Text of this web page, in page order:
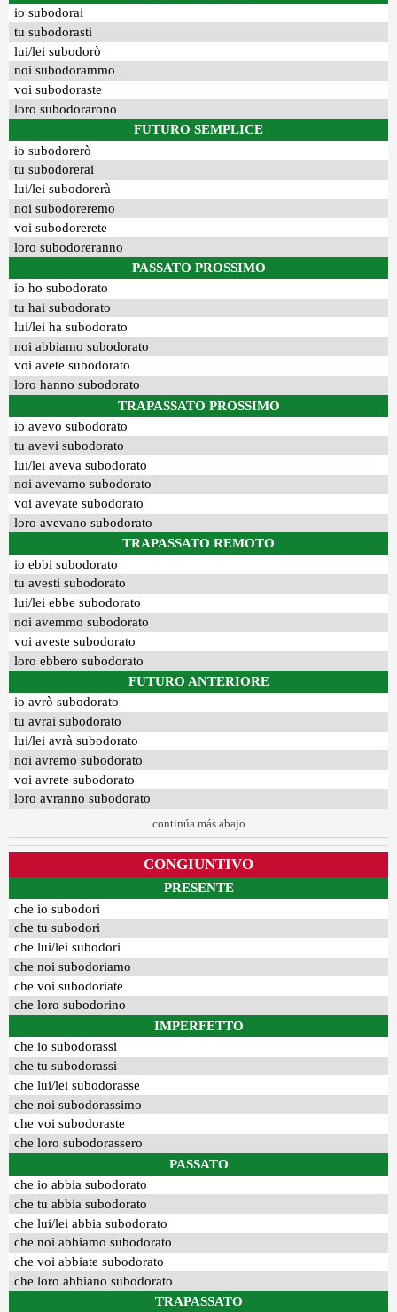
io subodorai
tu subodorasti
lui/lei subodorò
noi subodorammo
voi subodoraste
loro subodorarono
FUTURO SEMPLICE
io subodorerò
tu subodorerai
lui/lei subodorerà
noi subodoreremo
voi subodorerete
loro subodoreranno
PASSATO PROSSIMO
io ho subodorato
tu hai subodorato
lui/lei ha subodorato
noi abbiamo subodorato
voi avete subodorato
loro hanno subodorato
TRAPASSATO PROSSIMO
io avevo subodorato
tu avevi subodorato
lui/lei aveva subodorato
noi avevamo subodorato
voi avevate subodorato
loro avevano subodorato
TRAPASSATO REMOTO
io ebbi subodorato
tu avesti subodorato
lui/lei ebbe subodorato
noi avemmo subodorato
voi aveste subodorato
loro ebbero subodorato
FUTURO ANTERIORE
io avrò subodorato
tu avrai subodorato
lui/lei avrà subodorato
noi avremo subodorato
voi avrete subodorato
loro avranno subodorato
continúa más abajo
CONGIUNTIVO
PRESENTE
che io subodori
che tu subodori
che lui/lei subodori
che noi subodoriamo
che voi subodoriate
che loro subodorino
IMPERFETTO
che io subodorassi
che tu subodorassi
che lui/lei subodorasse
che noi subodorassimo
che voi subodoraste
che loro subodorassero
PASSATO
che io abbia subodorato
che tu abbia subodorato
che lui/lei abbia subodorato
che noi abbiamo subodorato
che voi abbiate subodorato
che loro abbiano subodorato
TRAPASSATO